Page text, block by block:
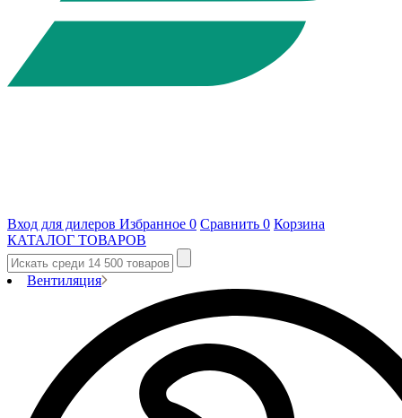
Вход для дилеров Избранное 0 Сравнить 0 Корзина
КАТАЛОГ ТОВАРОВ
Вентиляция